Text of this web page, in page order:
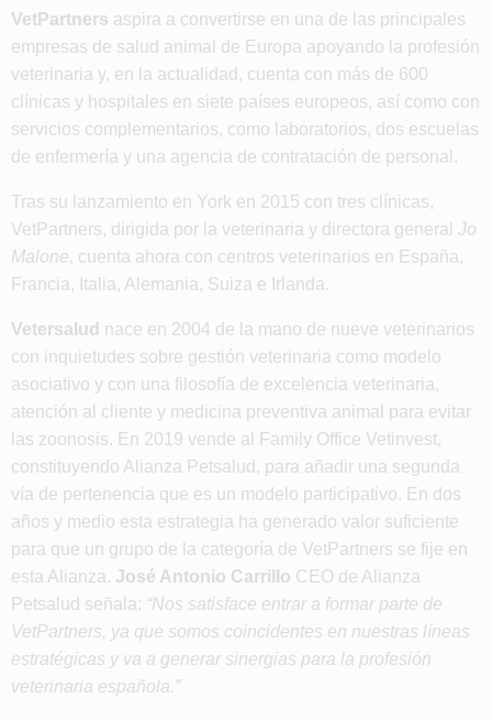
VetPartners aspira a convertirse en una de las principales
empresas de salud animal de Europa apoyando la profesión
veterinaria y, en la actualidad, cuenta con más de 600
clínicas y hospitales en siete países europeos, así como con
servicios complementarios, como laboratorios, dos escuelas
de enfermería y una agencia de contratación de personal.
Tras su lanzamiento en York en 2015 con tres clínicas,
VetPartners, dirigida por la veterinaria y directora general Jo
Malone, cuenta ahora con centros veterinarios en España,
Francia, Italia, Alemania, Suiza e Irlanda.
Vetersalud nace en 2004 de la mano de nueve veterinarios
con inquietudes sobre gestión veterinaria como modelo
asociativo y con una filosofía de excelencia veterinaria,
atención al cliente y medicina preventiva animal para evitar
las zoonosis. En 2019 vende al Family Office Vetinvest,
constituyendo Alianza Petsalud, para añadir una segunda
vía de pertenencia que es un modelo participativo. En dos
años y medio esta estrategia ha generado valor suficiente
para que un grupo de la categoría de VetPartners se fije en
esta Alianza. José Antonio Carrillo CEO de Alianza
Petsalud señala: “Nos satisface entrar a formar parte de
VetPartners, ya que somos coincidentes en nuestras líneas
estratégicas y va a generar sinergias para la profesión
veterinaria española.”